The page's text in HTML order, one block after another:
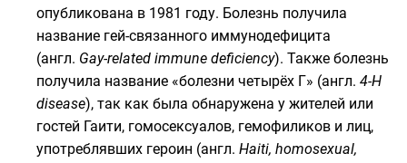
опубликована в 1981 году. Болезнь получила
название гей-связанного иммунодефицита
(англ. Gay-related immune deficiency). Также болезнь
получила название «болезни четырёх Г» (англ. 4-H
disease), так как была обнаружена у жителей или
гостей Гаити, гомосексуалов, гемофиликов и лиц,
употреблявших героин (англ. Haiti, homosexual,